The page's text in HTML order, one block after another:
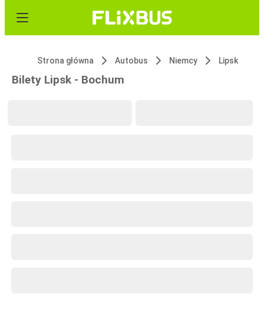
Strona główna Autobus Niemcy Lipsk
Bilety Lipsk - Bochum